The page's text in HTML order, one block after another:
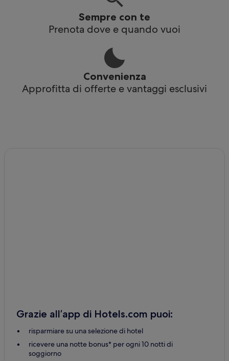
Sempre con te
Prenota dove e quando vuoi
Convenienza
Approfitta di offerte e vantaggi esclusivi
Grazie all’app di Hotels.com puoi:
risparmiare su una selezione di hotel
ricevere una notte bonus* per ogni 10 notti di
soggiorno